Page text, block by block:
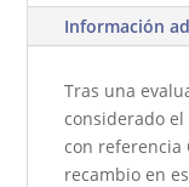
Información
Tras una
considerado el
con referencia
recambio en